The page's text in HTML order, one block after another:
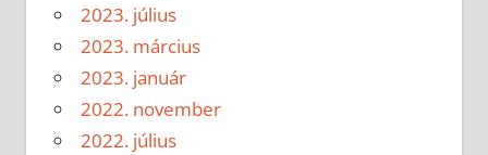
2023. július
2023. március
2023. január
2022. november
2022. július